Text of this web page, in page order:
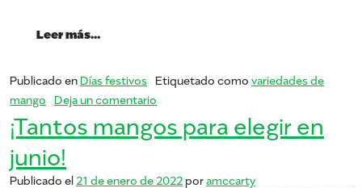
Leer más…
Publicado enDías festivos Etiquetado como variedades de
mango Deja un comentario
¡Tantos mangos para elegir en
junio!
Publicado el 21 de enero de 2022poramccarty